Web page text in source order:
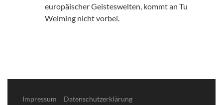
europäischer Geisteswelten, kommt an Tu
Weiming nicht vorbei.
Impressum Datenschutzerklärung